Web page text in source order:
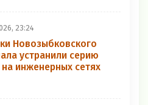
23:24
Новозыбковского
устранили серию
инженерных сетях